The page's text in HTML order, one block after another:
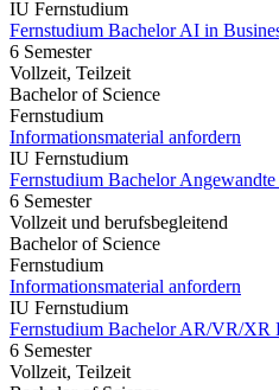
IU Fernstudium
Fernstudium Bachelor AI in
6 Semester
Vollzeit, Teilzeit
Bachelor of Science
Fernstudium
Informationsmaterial anfordern
IU Fernstudium
Fernstudium Bachelor
6 Semester
Vollzeit und berufsbegleitend
Bachelor of Science
Fernstudium
Informationsmaterial anfordern
IU Fernstudium
Fernstudium Bachelor AR/VR/XR
6 Semester
Vollzeit, Teilzeit